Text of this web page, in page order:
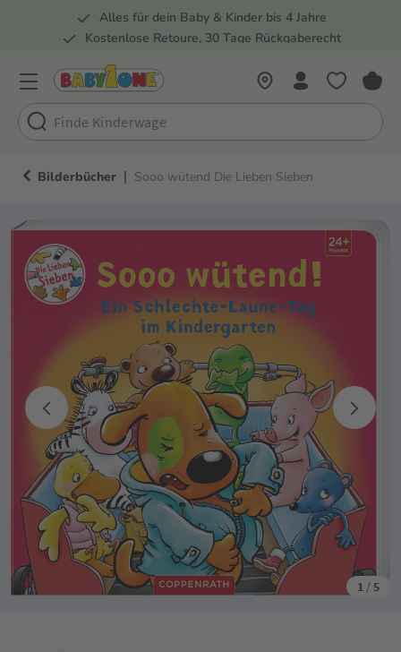
Zur Hauptnavigation springen
Alles für dein Baby & Kinder bis 4 Jahre
Kostenlose Retoure, 30 Tage Rückgaberecht
Bilderbücher | Sooo wütend Die Lieben Sieben
1 / 5